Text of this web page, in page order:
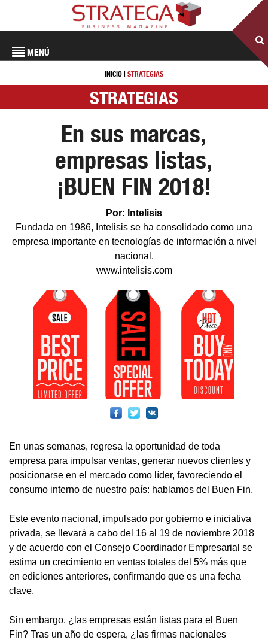
MENÚ
INICIO | STRATEGIAS
STRATEGIAS
En sus marcas,
empresas listas,
¡BUEN FIN 2018!
Por: Intelisis
Fundada en 1986, Intelisis se ha consolidado como una
empresa importante en tecnologías de información a nivel
nacional.
www.intelisis.com
En unas semanas, regresa la oportunidad de toda
empresa para impulsar ventas, generar nuevos clientes y
posicionarse en el mercado como líder, favoreciendo el
consumo interno de nuestro país: hablamos del Buen Fin.
Este evento nacional, impulsado por gobierno e iniciativa
privada, se llevará a cabo del 16 al 19 de noviembre 2018
y de acuerdo con el Consejo Coordinador Empresarial se
estima un crecimiento en ventas totales del 5% más que
en ediciones anteriores, confirmando que es una fecha
clave.
Sin embargo, ¿las empresas están listas para el Buen
Fin? Tras un año de espera, ¿las firmas nacionales